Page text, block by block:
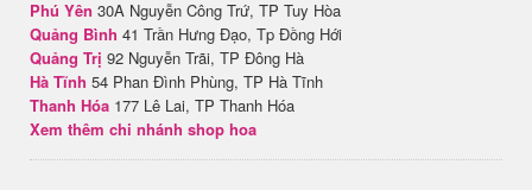
Phú Yên 30A Nguyễn Công Trứ, TP Tuy Hòa
Quảng Bình 41 Trần Hưng Đạo, Tp Đồng Hới
Quảng Trị 92 Nguyễn Trãi, TP Đông Hà
Hà Tĩnh 54 Phan Đình Phùng, TP Hà Tĩnh
Thanh Hóa 177 Lê Lai, TP Thanh Hóa
Xem thêm chi nhánh shop hoa